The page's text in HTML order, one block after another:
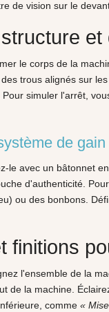
de vision sur le
et
le corps de la
trous alignés sur
simuler l'arrêt,
de gain
le avec un bâtonnet
d'authenticité.
ou des bonbons.
finitions
l'ensemble de la
de la machine.
comme «